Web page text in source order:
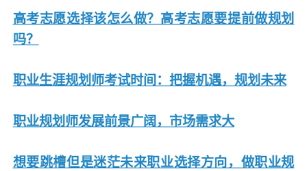
高考志愿选择该怎么做？高考志愿要提前做规划
吗？
职业生涯规划师考试时间：把握机遇，规划未来
职业规划师发展前景广阔，市场需求大
想要跳槽但是迷茫未来职业选择方向，做职业规